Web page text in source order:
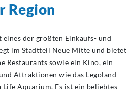
Region
eines der größten Einkaufs- und
im Stadtteil Neue Mitte und bietet
Restaurants sowie ein Kino, ein
Attraktionen wie das Legoland
Life Aquarium. Es ist ein beliebtes